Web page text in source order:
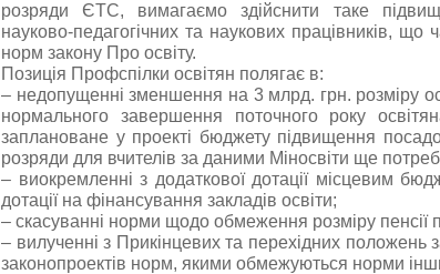
розряди ЄТС, вимагаємо здійснити таке
науково-педагогічних та наукових працівників,
норм закону Про освіту.
Позиція Профспілки освітян полягає в:
– недопущенні зменшення на 3 млрд. грн. розміру
нормального завершення поточного року
заплановане у проекті бюджету підвищення
розряди для вчителів за даними Міносвіти ще
– виокремленні з додаткової дотації місцевим
дотації на фінансування закладів освіти;
– скасуванні норми щодо обмеження розміру
– вилученні з Прикінцевих та перехідних положень
законопроектів норм, якими обмежуються норми